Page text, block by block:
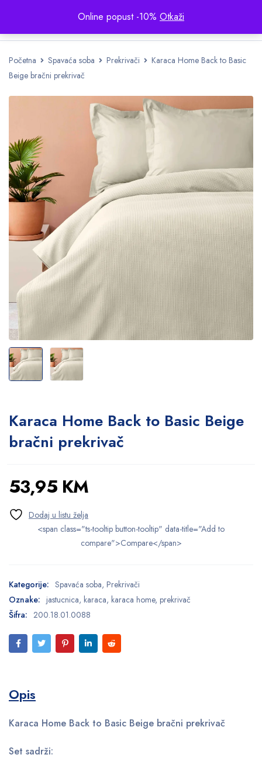
Online popust -10% Otkaži
Početna Spavaća soba Prekrivači
Karaca Home Back to Basic
Beige bračni prekrivač
Karaca Home Back to Basic Beige
bračni prekrivač
53,95 KM
<span class="ts-tooltip button-tooltip" data-title="Add to
compare">Compare</span>
Kategorije: Spavaća soba, Prekrivači
Oznake: jastucnica, karaca, karaca home, prekrivač
Šifra: 200.18.01.0088
Opis
Karaca Home Back to Basic Beige bračni prekrivač
Set sadrži: